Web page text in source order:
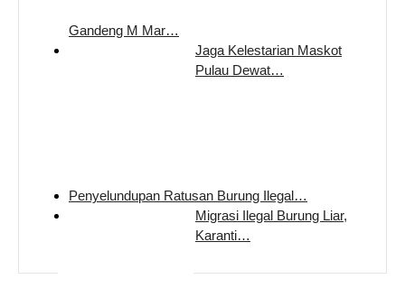
Gandeng M Mar…
Jaga Kelestarian Maskot
Pulau Dewat…
Penyelundupan Ratusan Burung Ilegal…
Migrasi Ilegal Burung Liar,
Karanti…